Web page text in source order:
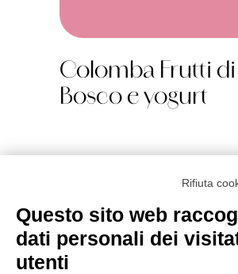
Colomba Frutti di
Bosco e yogurt
Golosi di Salute
Strada Tagliata 18 – Alba
Rifiuta
Questo sito web
dati personali dei
utenti